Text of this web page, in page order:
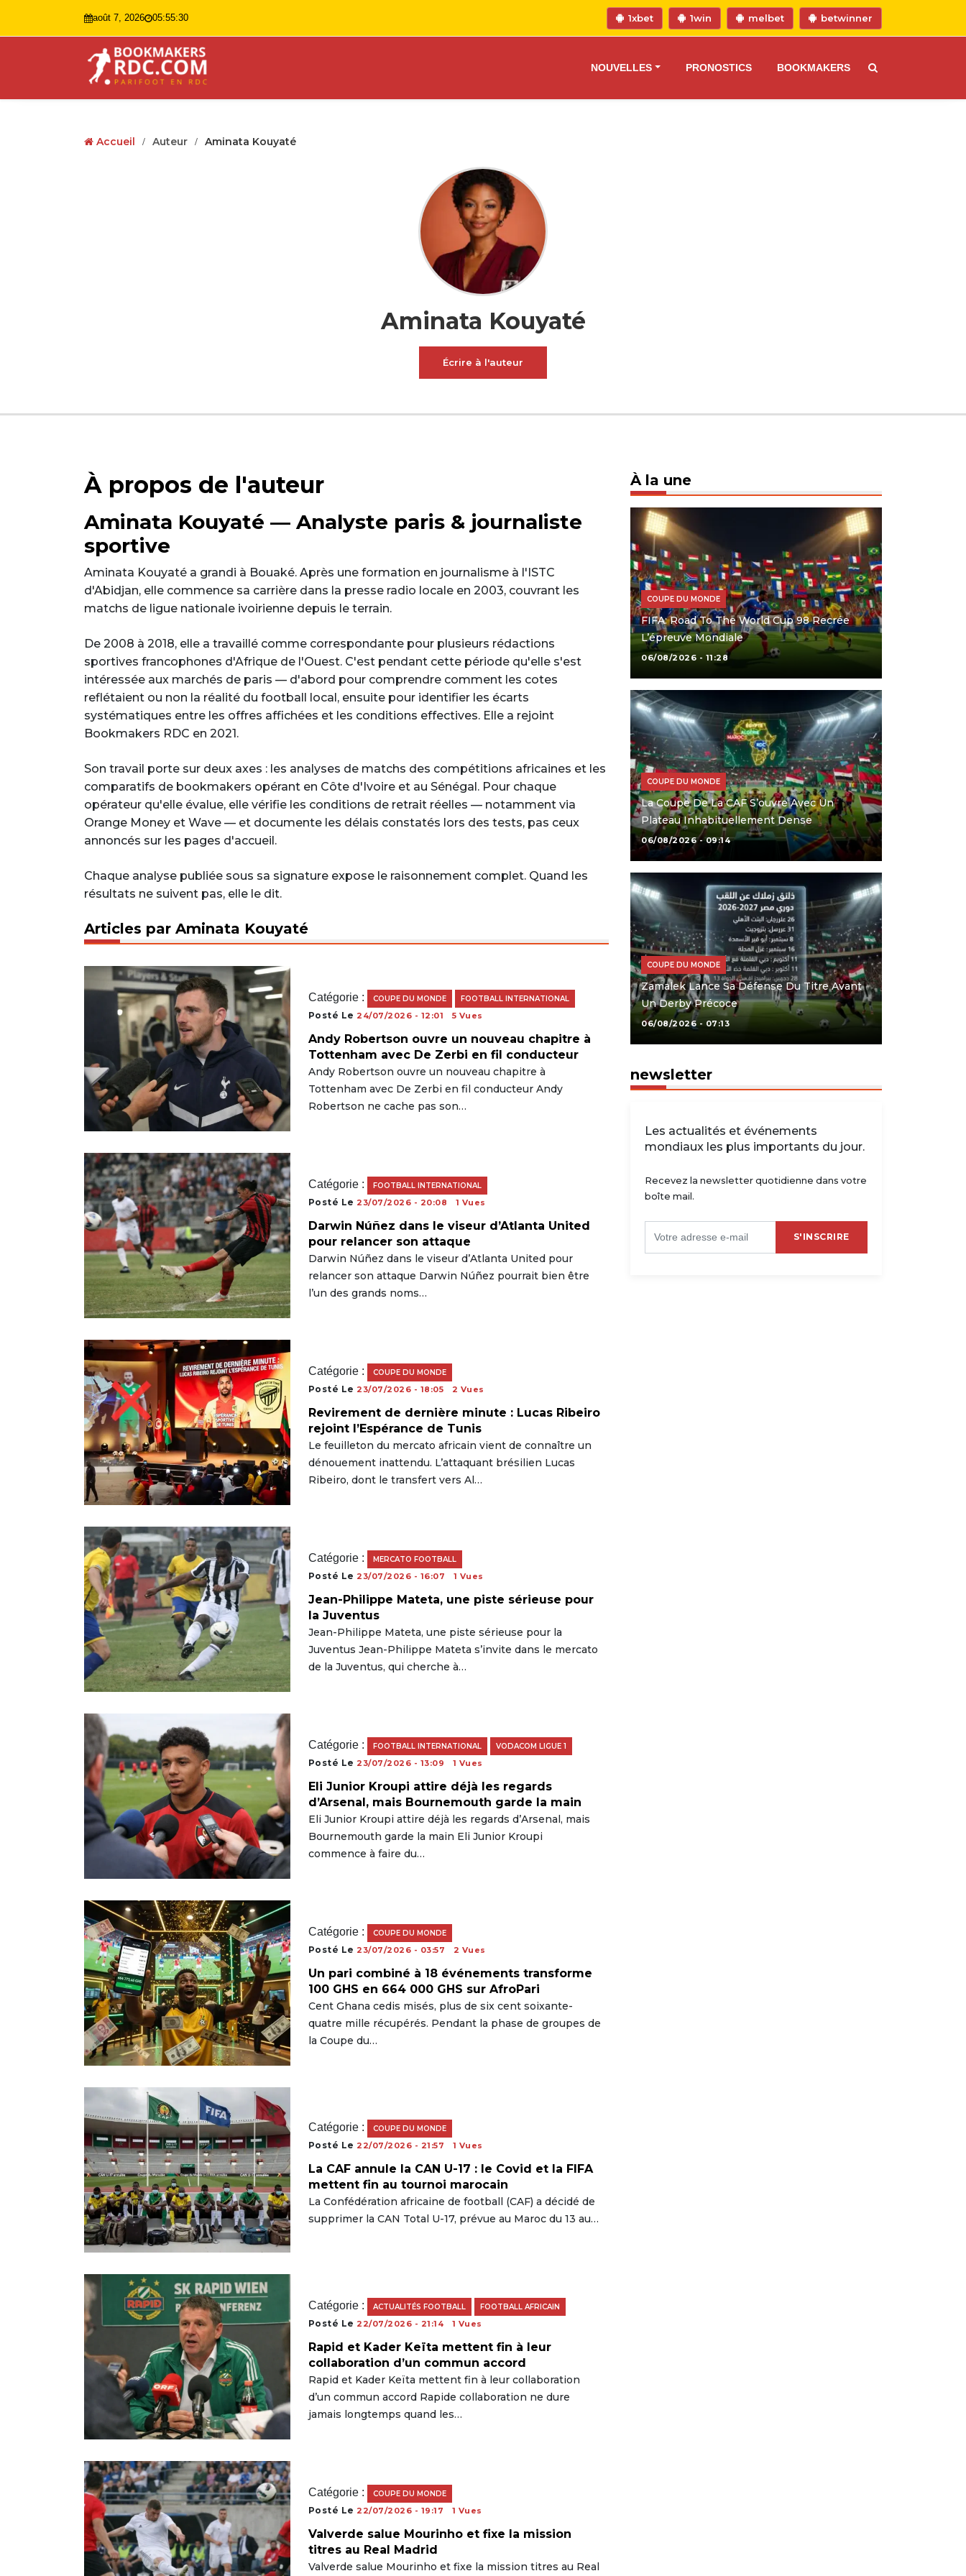
août 7, 2026 05:55:32 1xbet 1win melbet betwinner
NOUVELLES PRONOSTICS BOOKMAKERS
Accueil Auteur Aminata Kouyaté
Aminata Kouyaté
Écrire à l'auteur
À propos de l'auteur
Aminata Kouyaté — Analyste paris & journaliste
sportive
Aminata Kouyaté a grandi à Bouaké. Après une formation en journalisme à l'ISTC
d'Abidjan, elle commence sa carrière dans la presse radio locale en 2003, couvrant les
matchs de ligue nationale ivoirienne depuis le terrain.
De 2008 à 2018, elle a travaillé comme correspondante pour plusieurs rédactions
sportives francophones d'Afrique de l'Ouest. C'est pendant cette période qu'elle s'est
intéressée aux marchés de paris — d'abord pour comprendre comment les cotes
reflétaient ou non la réalité du football local, ensuite pour identifier les écarts
systématiques entre les offres affichées et les conditions effectives. Elle a rejoint
Bookmakers RDC en 2021.
Son travail porte sur deux axes : les analyses de matchs des compétitions africaines et les
comparatifs de bookmakers opérant en Côte d'Ivoire et au Sénégal. Pour chaque
opérateur qu'elle évalue, elle vérifie les conditions de retrait réelles — notamment via
Orange Money et Wave — et documente les délais constatés lors des tests, pas ceux
annoncés sur les pages d'accueil.
Chaque analyse publiée sous sa signature expose le raisonnement complet. Quand les
résultats ne suivent pas, elle le dit.
Articles par Aminata Kouyaté
Catégorie : COUPE DU MONDE FOOTBALL INTERNATIONAL
Posté Le 24/07/2026 - 12:01 5 Vues
Andy Robertson ouvre un nouveau chapitre à
Tottenham avec De Zerbi en fil conducteur
Andy Robertson ouvre un nouveau chapitre à
Tottenham avec De Zerbi en fil conducteur Andy
Robertson ne cache pas son…
Catégorie : FOOTBALL INTERNATIONAL
Posté Le 23/07/2026 - 20:08 1 Vues
Darwin Núñez dans le viseur d’Atlanta United
pour relancer son attaque
Darwin Núñez dans le viseur d’Atlanta United pour
relancer son attaque Darwin Núñez pourrait bien être
l’un des grands noms…
Catégorie : COUPE DU MONDE
Posté Le 23/07/2026 - 18:05 2 Vues
Revirement de dernière minute : Lucas Ribeiro
rejoint l’Espérance de Tunis
Le feuilleton du mercato africain vient de connaître un
dénouement inattendu. L’attaquant brésilien Lucas
Ribeiro, dont le transfert vers Al…
Catégorie : MERCATO FOOTBALL
Posté Le 23/07/2026 - 16:07 1 Vues
Jean-Philippe Mateta, une piste sérieuse pour
la Juventus
Jean-Philippe Mateta, une piste sérieuse pour la
Juventus Jean-Philippe Mateta s’invite dans le mercato
de la Juventus, qui cherche à…
Catégorie : FOOTBALL INTERNATIONAL VODACOM LIGUE 1
Posté Le 23/07/2026 - 13:09 1 Vues
Eli Junior Kroupi attire déjà les regards
d’Arsenal, mais Bournemouth garde la main
Eli Junior Kroupi attire déjà les regards d’Arsenal, mais
Bournemouth garde la main Eli Junior Kroupi
commence à faire du…
Catégorie : COUPE DU MONDE
Posté Le 23/07/2026 - 03:57 2 Vues
Un pari combiné à 18 événements transforme
100 GHS en 664 000 GHS sur AfroPari
Cent Ghana cedis misés, plus de six cent soixante-
quatre mille récupérés. Pendant la phase de groupes de
la Coupe du…
Catégorie : COUPE DU MONDE
Posté Le 22/07/2026 - 21:57 1 Vues
La CAF annule la CAN U-17 : le Covid et la FIFA
mettent fin au tournoi marocain
La Confédération africaine de football (CAF) a décidé de
supprimer la CAN Total U-17, prévue au Maroc du 13 au…
Catégorie : ACTUALITÉS FOOTBALL FOOTBALL AFRICAIN
Posté Le 22/07/2026 - 21:14 1 Vues
Rapid et Kader Keïta mettent fin à leur
collaboration d’un commun accord
Rapid et Kader Keïta mettent fin à leur collaboration
d’un commun accord Rapide collaboration ne dure
jamais longtemps quand les…
Catégorie : COUPE DU MONDE
Posté Le 22/07/2026 - 19:17 1 Vues
Valverde salue Mourinho et fixe la mission
titres au Real Madrid
Valverde salue Mourinho et fixe la mission titres au Real
À la une
COUPE DU MONDE
FIFA: Road To The World Cup 98 Recrée
L’épreuve Mondiale
06/08/2026 - 11:28
COUPE DU MONDE
La Coupe De La CAF S’ouvre Avec Un
Plateau Inhabituellement Dense
06/08/2026 - 09:14
COUPE DU MONDE
Zamalek Lance Sa Défense Du Titre Avant
Un Derby Précoce
06/08/2026 - 07:13
newsletter
Les actualités et événements
mondiaux les plus importants du jour.
Recevez la newsletter quotidienne dans votre
boîte mail.
S'INSCRIRE